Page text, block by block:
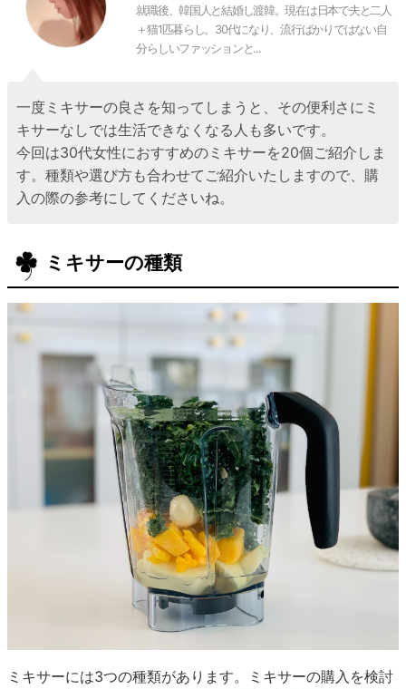
就職後、韓国人と結婚し渡韓。現在は日本で夫と二人
＋猫1匹暮らし。30代になり、流行ばかりではない自
分らしいファッションと...
一度ミキサーの良さを知ってしまうと、その便利さにミ
キサーなしでは生活できなくなる人も多いです。
今回は30代女性におすすめのミキサーを20個ご紹介しま
す。種類や選び方も合わせてご紹介いたしますので、購
入の際の参考にしてくださいね。
ミキサーの種類
ミキサーには3つの種類があります。ミキサーの購入を検討